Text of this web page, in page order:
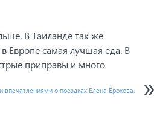
В Таиланде так же
Европе самая лучшая еда. В
приправы и много
впечатлениями о поездках Елена Ерохова.